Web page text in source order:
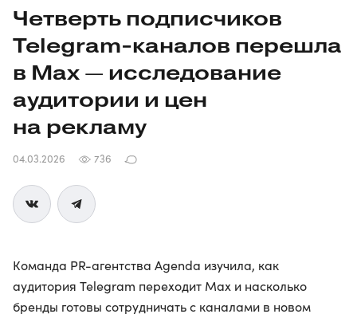
Четверть подписчиков
Telegram-каналов перешла
в Max — исследование
аудитории и цен
на рекламу
04.03.2026 736
Команда PR-агентства Agenda изучила, как
аудитория Telegram переходит Max и насколько
бренды готовы сотрудничать с каналами в новом